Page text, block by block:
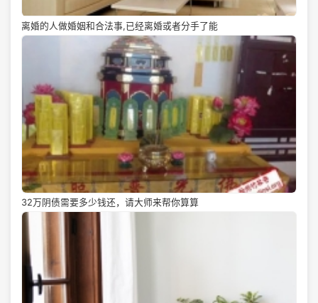
离婚的人做婚姻和合法事,已经离婚或者分手了能
32万阴债需要多少钱还，请大师来帮你算算